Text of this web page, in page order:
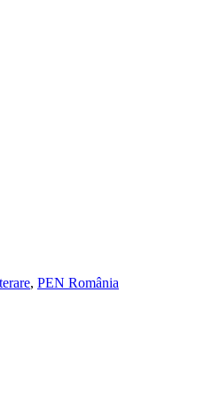
, PEN România